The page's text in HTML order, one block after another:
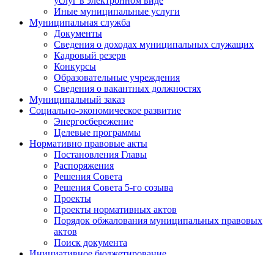
Иные муниципальные услуги
Муниципальная служба
Документы
Сведения о доходах муниципальных служащих
Кадровый резерв
Конкурсы
Образовательные учреждения
Сведения о вакантных должностях
Муниципальный заказ
Социально-экономическое развитие
Энергосбережение
Целевые программы
Нормативно правовые акты
Постановления Главы
Распоряжения
Решения Совета
Решения Совета 5-го созыва
Проекты
Проекты нормативных актов
Порядок обжалования муниципальных правовых
актов
Поиск документа